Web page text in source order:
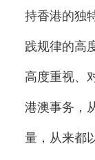
持香港的独
践规律的高
高度重视、
港澳事务，
量，从来都